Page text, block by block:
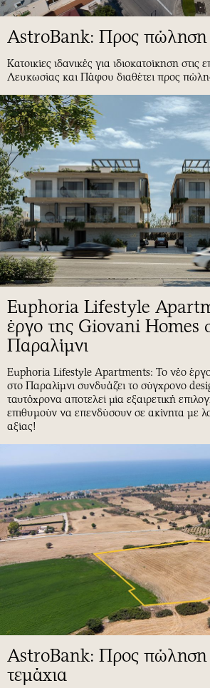
AstroBank: Προς πώληση
Κατοικίες ιδανικές για ιδιοκατοίκηση
Λευκωσίας και Πάφου διαθέτει προς
Euphoria Lifestyle
έργο της Giovani Homes
Παραλίμνι
Euphoria Lifestyle Apartments: Το νέο
στο Παραλίμνι συνδυάζει το σύγχρονο
ταυτόχρονα αποτελεί μία εξαιρετική
επιθυμούν να επενδύσουν σε ακίνητα με
αξίας!
AstroBank: Προς πώληση
τεμάχια